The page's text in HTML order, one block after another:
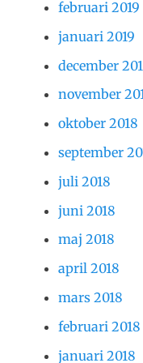
februari 2019
januari 2019
december
november
oktober 2018
september
juli 2018
juni 2018
maj 2018
april 2018
mars 2018
februari 2018
januari 2018